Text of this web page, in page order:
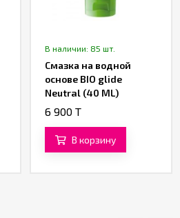
В наличии: 85 шт.
Смазка на водной
основе BIO glide
Neutral (40 ML)
6 900 T
В корзину